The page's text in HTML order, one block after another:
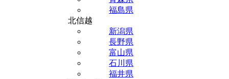
福島県
北信越
新潟県
長野県
富山県
石川県
福井県